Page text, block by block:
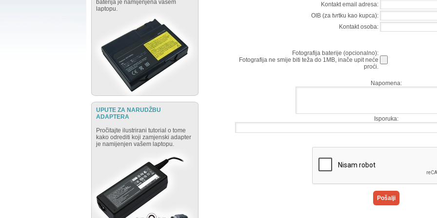
baterija je namijenjena vašem
laptopu.
UPUTE ZA NARUDŽBU
ADAPTERA
Pročitajte ilustrirani tutorial o tome
kako odrediti koji zamjenski adapter
je namijenjen vašem laptopu.
Kontakt email adresa:
OIB (za tvrtku kao kupca):
Kontakt osoba:
Fotografija baterije (opcionalno):
Fotografija ne smije biti teža do 1MB, inače upit neće
proći.
Napomena:
Isporuka: